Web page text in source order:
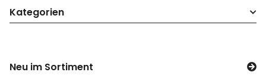
Kategorien
Neu im Sortiment